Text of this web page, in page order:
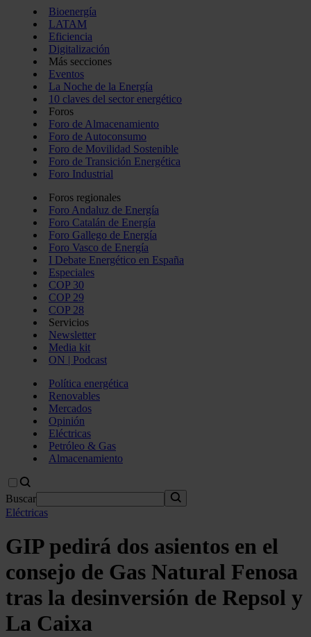
Bioenergía
LATAM
Eficiencia
Digitalización
Más secciones
Eventos
La Noche de la Energía
10 claves del sector energético
Foros
Foro de Almacenamiento
Foro de Autoconsumo
Foro de Movilidad Sostenible
Foro de Transición Energética
Foro Industrial
Foros regionales
Foro Andaluz de Energía
Foro Catalán de Energía
Foro Gallego de Energía
Foro Vasco de Energía
I Debate Energético en España
Especiales
COP 30
COP 29
COP 28
Servicios
Newsletter
Media kit
ON | Podcast
Política energética
Renovables
Mercados
Opinión
Eléctricas
Petróleo & Gas
Almacenamiento
Buscar
Eléctricas
GIP pedirá dos asientos en el
consejo de Gas Natural Fenosa
tras la desinversión de Repsol y
La Caixa